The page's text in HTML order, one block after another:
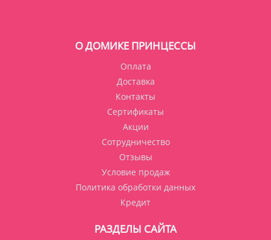
О ДОМИКЕ ПРИНЦЕССЫ
Оплата
Доставка
Контакты
Сертификаты
Акции
Сотрудничество
Отзывы
Условие продаж
Политика обработки данных
Кредит
РАЗДЕЛЫ САЙТА